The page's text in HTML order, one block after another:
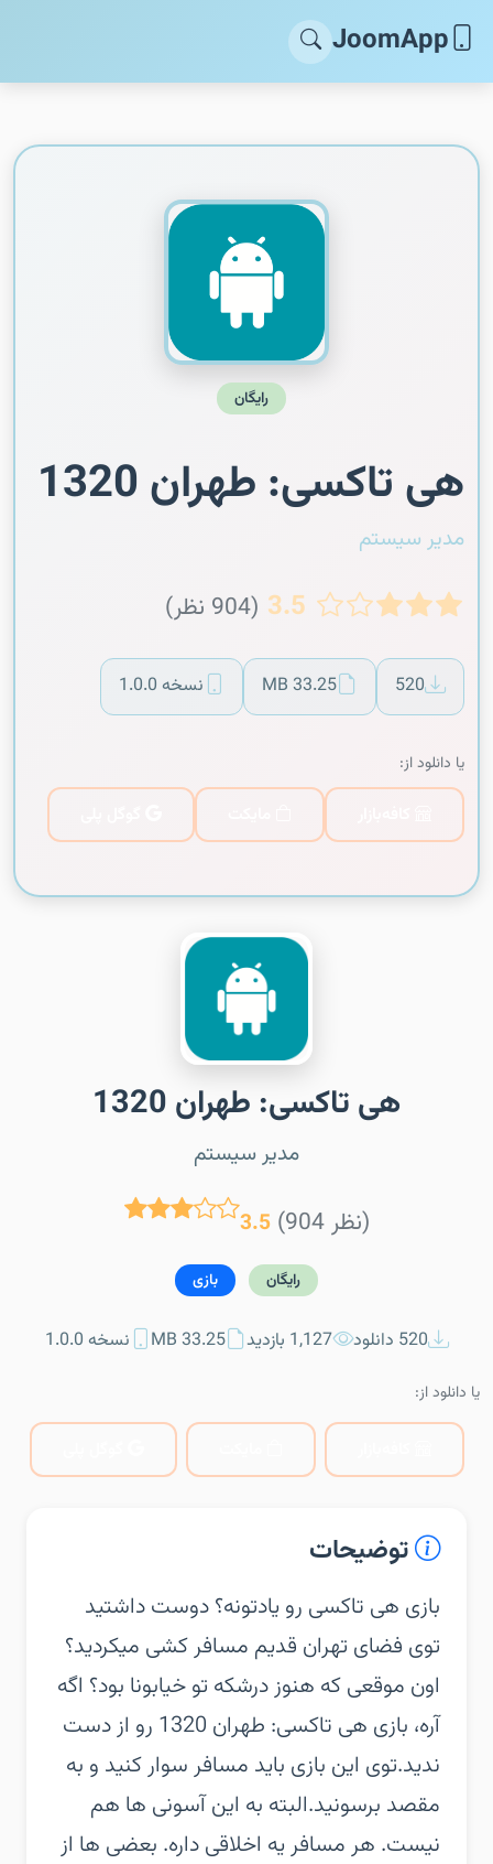
JoomApp
رایگان
هی تاکسی: طهران 1320
مدیر سیستم
3.5 (904 نظر)
520
33.25 MB نسخه 1.0.0
یا دانلود از:
هی تاکسی: طهران 1320
مدیر سیستم
3.5 (904 نظر)
رایگان بازی
520 دانلود 1,127 بازدید 33.25 MB نسخه 1.0.0
یا دانلود از:
توضیحات
‏‏بازی هی تاکسی رو یادتونه؟ دوست داشتید
توی فضای تهران قدیم مسافر کشی میکردید؟
اون موقعی که هنوز درشکه تو خیابونا بود؟ اگه
آره، بازی هی تاکسی: طهران 1320 رو از دست
ندید.‏توی این بازی باید مسافر سوار کنید و به
مقصد برسونید.‏البته به این آسونی ها هم
نیست. هر مسافر یه اخلاقی داره. بعضی ها از